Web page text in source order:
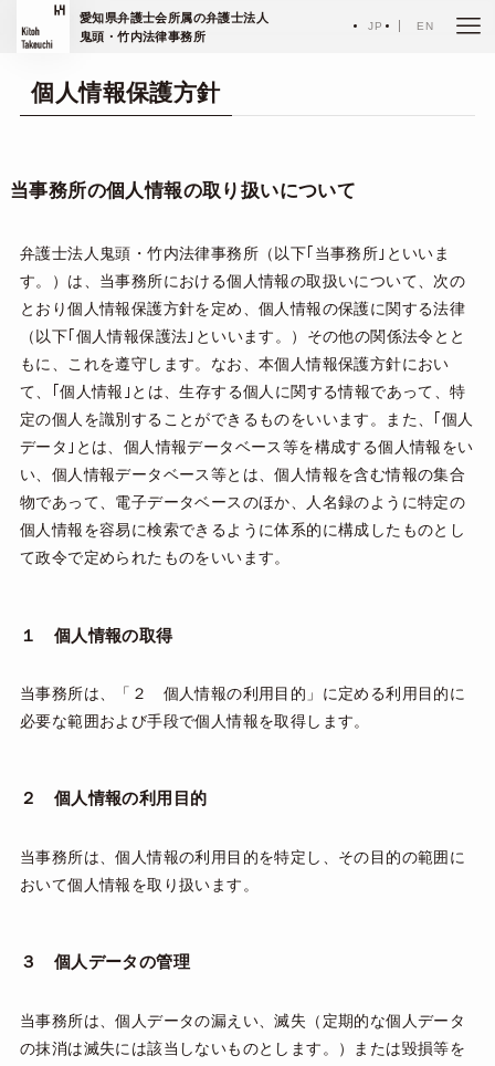
愛知県弁護士会所属の弁護士法人
鬼頭・竹内法律事務所
JP EN
ホーム 個人情報保護方針
個人情報保護方針
当事務所の個人情報の取り扱いについて
弁護士法人鬼頭・竹内法律事務所（以下｢当事務所｣といいま
す。）は、当事務所における個人情報の取扱いについて、次の
とおり個人情報保護方針を定め、個人情報の保護に関する法律
（以下｢個人情報保護法｣といいます。）その他の関係法令とと
もに、これを遵守します。なお、本個人情報保護方針におい
て、｢個人情報｣とは、生存する個人に関する情報であって、特
定の個人を識別することができるものをいいます。また、｢個人
データ｣とは、個人情報データベース等を構成する個人情報をい
い、個人情報データベース等とは、個人情報を含む情報の集合
物であって、電子データベースのほか、人名録のように特定の
個人情報を容易に検索できるように体系的に構成したものとし
て政令で定められたものをいいます。
１ 個人情報の取得
当事務所は、「２ 個人情報の利用目的」に定める利用目的に
必要な範囲および手段で個人情報を取得します。
２ 個人情報の利用目的
当事務所は、個人情報の利用目的を特定し、その目的の範囲に
おいて個人情報を取り扱います。
３ 個人データの管理
当事務所は、個人データの漏えい、滅失（定期的な個人データ
の抹消は滅失には該当しないものとします。）または毀損等を